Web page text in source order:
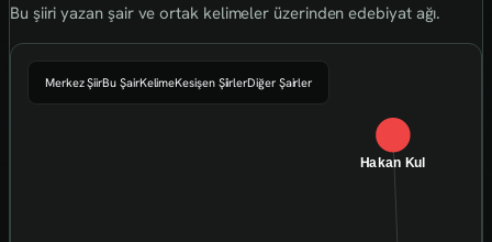
Bu şiiri yazan şair ve ortak kelimeler üzerinden edebiyat ağı.
Merkez ŞiirBu ŞairKelimeKesişen ŞiirlerDiğer Şairler